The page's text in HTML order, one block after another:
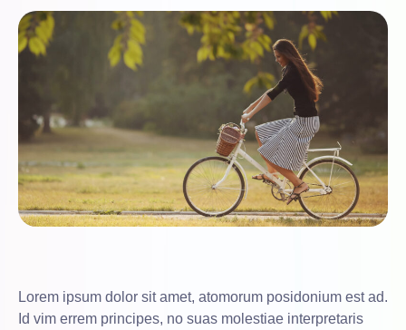
Lorem ipsum dolor sit amet, atomorum posidonium est ad.
Id vim errem principes, no suas molestiae interpretaris